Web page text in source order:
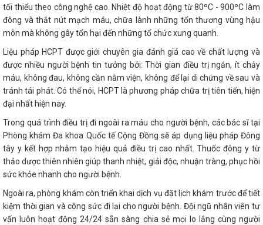
tối thiểu theo công nghệ cao. Nhiệt độ hoạt động từ 80ºC - 900ºC làm
đông và thắt nút mạch máu, chữa lành những tổn thương vùng hậu
môn mà không gây tổn hại đến những tổ chức xung quanh.
Liệu pháp HCPT được giới chuyên gia đánh giá cao về chất lượng và
được nhiều người bệnh tin tưởng bởi: Thời gian điều trị ngắn, ít chảy
máu, không đau, không cần nằm viện, không để lại di chứng về sau và
tránh tái phát. Có thể nói, HCPT là phương pháp chữa trị tiên tiến, hiện
đại nhất hiện nay.
Trong quá trình điều trị đi ngoài ra máu cho người bệnh, các bác sĩ tại
Phòng khám Đa khoa Quốc tế Cộng Đồng sẽ áp dụng liệu pháp Đông
tây y kết hợp nhằm tạo hiệu quả điều trị cao nhất. Thuốc đông y từ
thảo dược thiên nhiên giúp thanh nhiệt, giải độc, nhuận tràng, phục hồi
sức khỏe nhanh cho người bệnh.
Ngoài ra, phòng khám còn triển khai dịch vụ đặt lịch khám trước để tiết
kiệm thời gian và công sức đi lại cho người bệnh. Đội ngũ nhân viên tư
vấn luôn hoạt động 24/24 sẵn sàng chia sẻ mọi lo lắng cùng người